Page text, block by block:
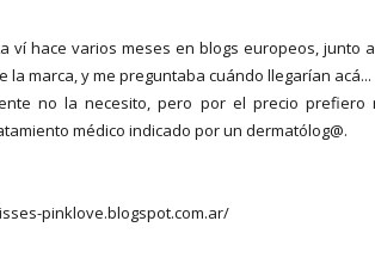
ví hace varios meses en blogs europeos, junto
la marca, y me preguntaba cuándo llegarían
no la necesito, pero por el precio prefiero
médico indicado por un dermatólog@.
pinklove.blogspot.com.ar/